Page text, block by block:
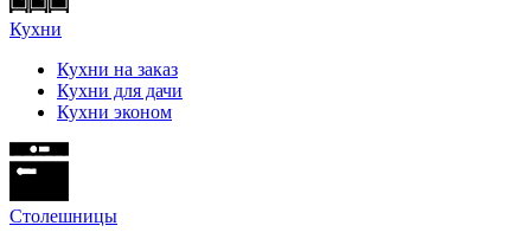
Кухни
Кухни на заказ
Кухни для дачи
Кухни эконом
Cтолешницы